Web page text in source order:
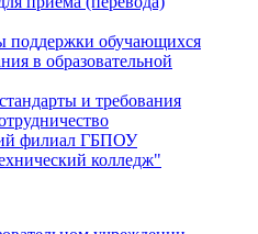
поддержки обучающихся
в образовательной
и требования
филиал ГБПОУ
колледж"